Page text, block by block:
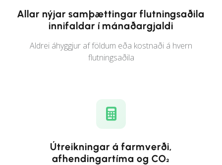
Allar nýjar samþættingar flutningsaðila
innifaldar í mánaðargjaldi
Aldrei áhyggjur af földum eða kostnaði á hvern
flutningsaðila
Útreikningar á farmverði,
afhendingartíma og CO₂